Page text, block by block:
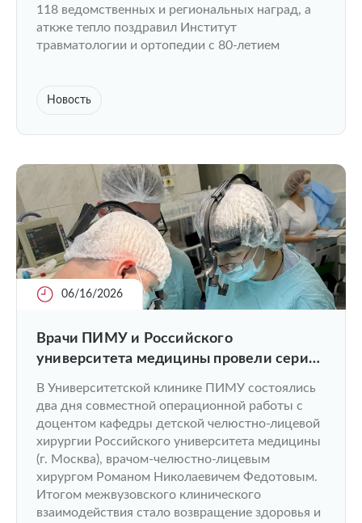
118 ведомственных и региональных наград, а
аткже тепло поздравил Институт
травматологии и ортопедии с 80-летием
Новость
06/16/2026
Врачи ПИМУ и Российского
университета медицины провели серию
В Университетской клинике ПИМУ состоялись
два дня совместной операционной работы с
доцентом кафедры детской челюстно-лицевой
хирургии Российского университета медицины
(г. Москва), врачом-челюстно-лицевым
хирургом Романом Николаевичем Федотовым.
Итогом межвузовского клинического
взаимодействия стало возвращение здоровья и